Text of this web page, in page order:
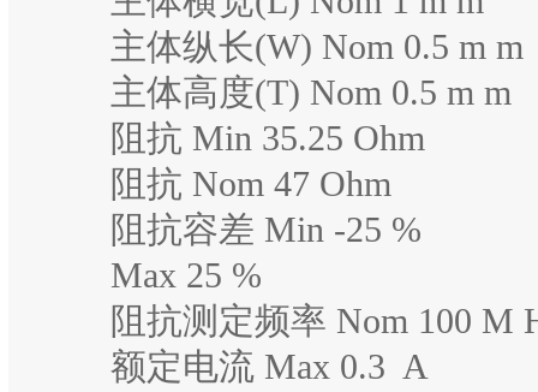
主体纵长(W) Nom 0.5 m m
主体高度(T) Nom 0.5 m m
阻抗 Min 35.25 Ohm
阻抗 Nom 47 Ohm
阻抗容差 Min -25 %
Max 25 %
阻抗测定频率 Nom 100 M
额定电流 Max 0.3 A